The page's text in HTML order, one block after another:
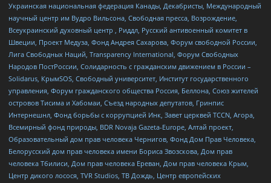
Украинская национальная федерация Канады, Декабристы, Международный
научный центр им Вудро Вильсона, Свободная пресса, Возрождение,
Всеукраинский духовный центр , Риддл, Русский антивоенный комитет в
Швеции, Проект Медуза, Фонд Андрея Сахарова, Форум свободной России,
Лига Свободных Наций, Transparеncy International, Форум Свободных
Народов ПостРоссии, Солидарность с гражданским движением в России –
Solidarus, КрымSOS, Свободный университет, Институт государственного
управления, Форум гражданского общества Россия, Беллона, Союз жителей
островов Тисима и Хабомаи, Съезд народных депутатов, Гринпис
Интернешнл, Фонд борьбы с коррупцией Инк, Завет церквей TCCN, Агора,
Всемирный фонд природы, BDR Novaja Gazeta-Europe, Алтай проект,
Образовательный дом прав человека Чернигов, Фонд Дом Прав Человека,
Белорусский дом прав человека имени Бориса Звозскова, Дом прав
человека Тбилиси, Дом прав человека Ереван, Дом прав человека Крым,
Центр дикого лосося, TVR Studios, ТВ Дождь, Центр европейских